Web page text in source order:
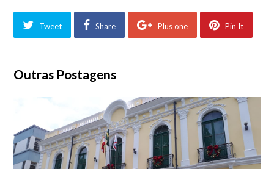
Tweet Share Plus one Pin It
Outras Postagens